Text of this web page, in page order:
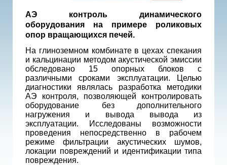
АЭ контроль динамического
оборудования на примере роликовых
опор вращающихся печей.
На глиноземном комбинате в цехах спекания
и кальцинации методом акустической эмиссии
обследовано 15 опорных блоков с
различными сроками эксплуатации. Целью
диагностики являлась разработка методики
АЭ контроля, позволяющей контролировать
оборудование без дополнительного
нагружения и вывода вывода из
эксплуатации. Исследованы возможности
проведения непосредственно в рабочем
режиме фильтрации акустических шумов,
локации повреждений и идентификации типа
повреждения.